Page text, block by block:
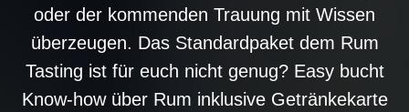
oder der kommenden Trauung mit Wissen
überzeugen. Das Standardpaket dem Rum
Tasting ist für euch nicht genug? Easy bucht
Know-how über Rum inklusive Getränkekarte